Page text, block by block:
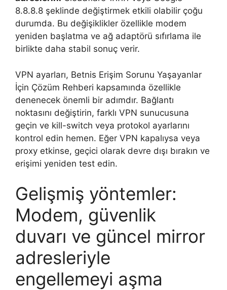
8.8.8.8 şeklinde değiştirmek etkili olabilir çoğu
durumda. Bu değişiklikler özellikle modem
yeniden başlatma ve ağ adaptörü sıfırlama ile
birlikte daha stabil sonuç verir.
VPN ayarları, Betnis Erişim Sorunu Yaşayanlar
İçin Çözüm Rehberi kapsamında özellikle
denenecek önemli bir adımdır. Bağlantı
noktasını değiştirin, farklı VPN sunucusuna
geçin ve kill-switch veya protokol ayarlarını
kontrol edin hemen. Eğer VPN kapalıysa veya
proxy etkinse, geçici olarak devre dışı bırakın ve
erişimi yeniden test edin.
Gelişmiş yöntemler:
Modem, güvenlik
duvarı ve güncel mirror
adresleriyle
engellemeyi aşma